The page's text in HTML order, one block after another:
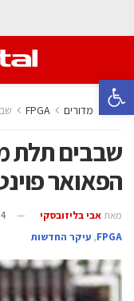
פתח סרגל נגישות
בית מדורים ‫‪FPGA‬‬
שבבים תלת
הפאואר
מאת אבי בליזובסקי
14
‫‪FPGA‬‬
, עיקר החדשות